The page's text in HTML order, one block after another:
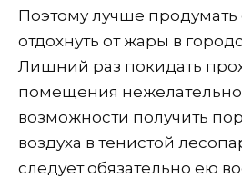
Поэтому лучше продумать
отдохнуть от жары в
Лишний раз покидать
помещения
возможности получить
воздуха в тенистой
следует обязательно ею